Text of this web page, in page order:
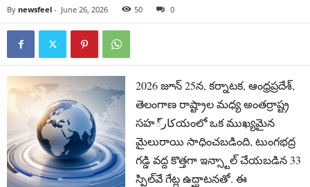
By newsfeel - June 26, 2026 50 0
2026 జూన్ 25న, కర్నాటక, ఆంధ్రప్రదేశ్,
తెలంగాణ రాష్ట్రాల మధ్య అంతర్రాష్ట్ర
సహکار్యంలో ఒక ముఖ్యమైన
మైలురాయి సాధించబడింది, టుంగభద్ర
గడ్డి వద్ద కొత్తగా ఇన్స్టాల్ చేయబడిన 33
స్పిల్‌వే గేట్ల ఉద్ఘాటనతో. ఈ